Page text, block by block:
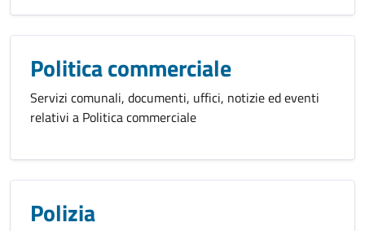
Politica commerciale
Servizi comunali, documenti, uffici, notizie ed eventi
relativi a Politica commerciale
Polizia